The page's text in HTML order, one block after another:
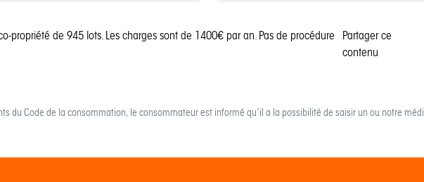
propriété de 945 lots. Les charges sont de 1400€ par an. Pas de procédure
Partager ce
contenu
du Code de la consommation, le consommateur est informé qu’il a la possibilité de saisir un ou notre